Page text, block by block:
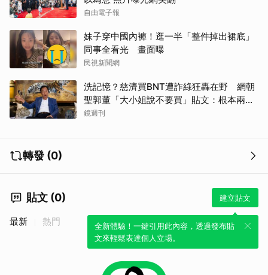
自由電子報
妹子穿中國內褲！逛一半「整件掉出裙底」
同事全看光 畫面曝
民視新聞網
洗記憶？慈濟買BNT遭詐綠狂轟在野 網朝
聖郭董「大小姐說不要買」貼文：根本兩碼
事
鏡週刊
轉發 (0)
貼文 (0) 建立貼文
全新體驗！一鍵引用此內容，透過發布貼
文來輕鬆表達個人立場。
最新 熱門
取消